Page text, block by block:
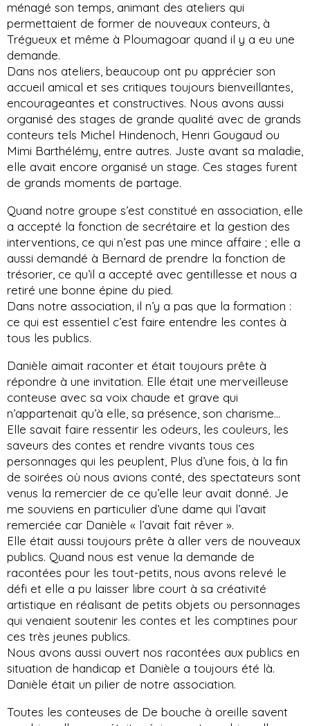
ménagé son temps, animant des ateliers qui
permettaient de former de nouveaux conteurs, à
Trégueux et même à Ploumagoar quand il y a eu une
demande.
Dans nos ateliers, beaucoup ont pu apprécier son
accueil amical et ses critiques toujours bienveillantes,
encourageantes et constructives. Nous avons aussi
organisé des stages de grande qualité avec de grands
conteurs tels Michel Hindenoch, Henri Gougaud ou
Mimi Barthélémy, entre autres. Juste avant sa maladie,
elle avait encore organisé un stage. Ces stages furent
de grands moments de partage.
Quand notre groupe s’est constitué en association, elle
a accepté la fonction de secrétaire et la gestion des
interventions, ce qui n’est pas une mince affaire ; elle a
aussi demandé à Bernard de prendre la fonction de
trésorier, ce qu’il a accepté avec gentillesse et nous a
retiré une bonne épine du pied.
Dans notre association, il n’y a pas que la formation :
ce qui est essentiel c’est faire entendre les contes à
tous les publics.
Danièle aimait raconter et était toujours prête à
répondre à une invitation. Elle était une merveilleuse
conteuse avec sa voix chaude et grave qui
n’appartenait qu’à elle, sa présence, son charisme...
Elle savait faire ressentir les odeurs, les couleurs, les
saveurs des contes et rendre vivants tous ces
personnages qui les peuplent, Plus d’une fois, à la fin
de soirées où nous avions conté, des spectateurs sont
venus la remercier de ce qu’elle leur avait donné. Je
me souviens en particulier d’une dame qui l’avait
remerciée car Danièle « l’avait fait rêver ».
Elle était aussi toujours prête à aller vers de nouveaux
publics. Quand nous est venue la demande de
racontées pour les tout-petits, nous avons relevé le
défi et elle a pu laisser libre court à sa créativité
artistique en réalisant de petits objets ou personnages
qui venaient soutenir les contes et les comptines pour
ces très jeunes publics.
Nous avons aussi ouvert nos racontées aux publics en
situation de handicap et Danièle a toujours été là.
Danièle était un pilier de notre association.
Toutes les conteuses de De bouche à oreille savent